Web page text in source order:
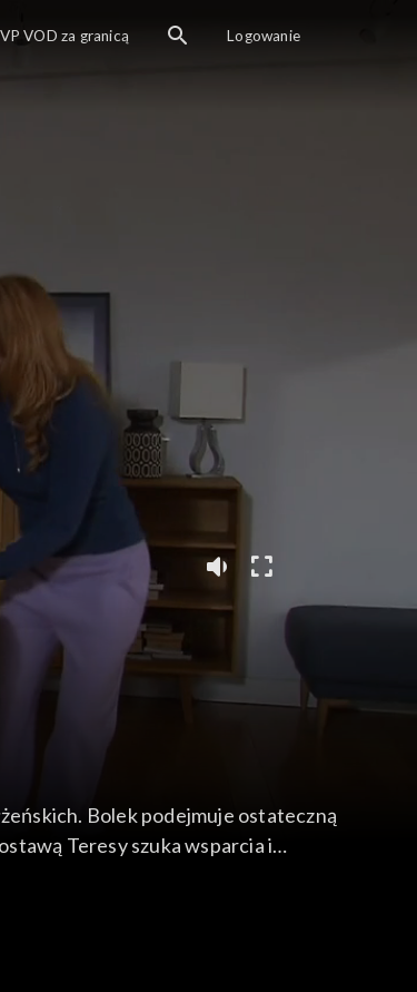
Bolek podejmuje ostateczną
Teresy szuka wsparcia i
VOD za granicą Logowanie